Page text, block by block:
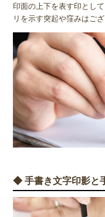
印面の上下を表す印とし
リを示す突起や窪みはござ
◆ 手書き文字印影と